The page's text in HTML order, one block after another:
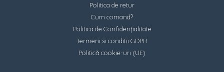
Politica de retur
Cum comand?
Politica de Confidențialitate
Termeni si conditii GDPR
Politică cookie-uri (UE)